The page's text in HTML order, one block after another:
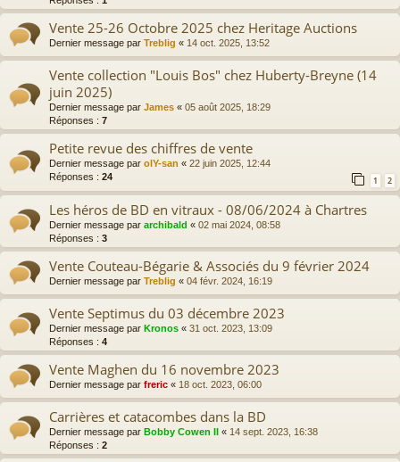
Vente 25-26 Octobre 2025 chez Heritage Auctions
Dernier message par Treblig « 14 oct. 2025, 13:52
Vente collection "Louis Bos" chez Huberty-Breyne (14
juin 2025)
Dernier message par James « 05 août 2025, 18:29
Réponses : 7
Petite revue des chiffres de vente
Dernier message par olY-san « 22 juin 2025, 12:44
Réponses : 24 1 2
Les héros de BD en vitraux - 08/06/2024 à Chartres
Dernier message par archibald « 02 mai 2024, 08:58
Réponses : 3
Vente Couteau-Bégarie & Associés du 9 février 2024
Dernier message par Treblig « 04 févr. 2024, 16:19
Vente Septimus du 03 décembre 2023
Dernier message par Kronos « 31 oct. 2023, 13:09
Réponses : 4
Vente Maghen du 16 novembre 2023
Dernier message par freric « 18 oct. 2023, 06:00
Carrières et catacombes dans la BD
Dernier message par Bobby Cowen II « 14 sept. 2023, 16:38
Réponses : 2